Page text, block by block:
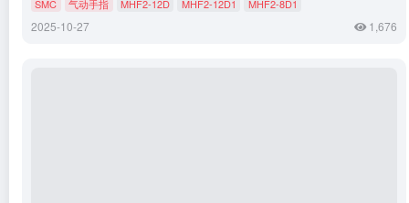
SMC 气动手指 MHF2-12D MHF2-12D1 MHF2-8D1
2025-10-27 1,676